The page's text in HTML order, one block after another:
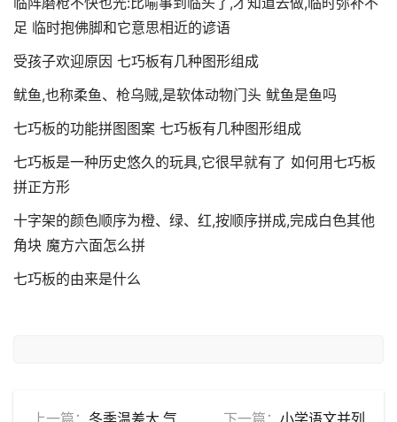
足 临时抱佛脚和它意思相近的谚语
受孩子欢迎原因 七巧板有几种图形组成
鱿鱼,也称柔鱼、枪乌贼,是软体动物门头 鱿鱼是鱼吗
七巧板的功能拼图图案 七巧板有几种图形组成
七巧板是一种历史悠久的玩具,它很早就有了 如何用七巧板
拼正方形
十字架的颜色顺序为橙、绿、红,按顺序拼成,完成白色其他
角块 魔方六面怎么拼
七巧板的由来是什么
上一篇： 冬季温差大,气 下一篇： 小学语文并列